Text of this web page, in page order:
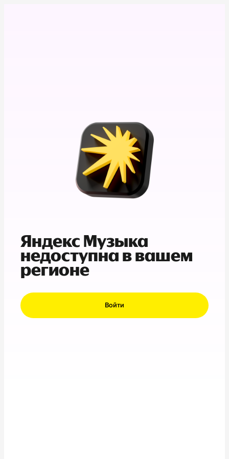
Яндекс Музыка
недоступна в вашем
регионе
Войти